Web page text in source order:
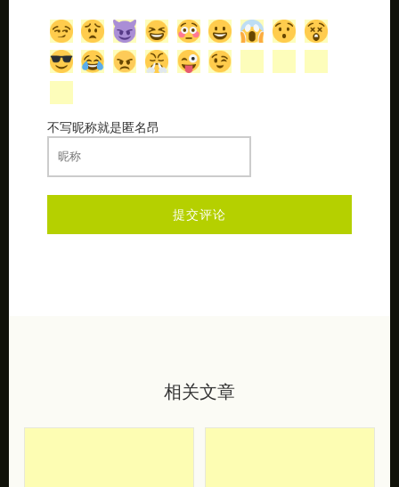
不写昵称就是匿名昂
相关文章